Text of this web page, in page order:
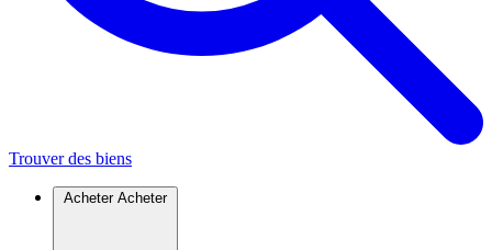
Trouver des biens
Acheter Acheter